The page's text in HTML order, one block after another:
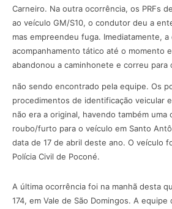
Carneiro. Na outra ocorrência, os PRFs
ao veículo GM/S10, o condutor deu a
mas empreendeu fuga. Imediatamente,
acompanhamento tático até o momento
abandonou a caminhonete e correu para
não sendo encontrado pela equipe. Os
procedimentos de identificação veicular
não era a original, havendo também uma
roubo/furto para o veículo em Santo
data de 17 de abril deste ano. O veículo
Polícia Civil de Poconé.
A última ocorrência foi na manhã desta
174, em Vale de São Domingos. A equipe